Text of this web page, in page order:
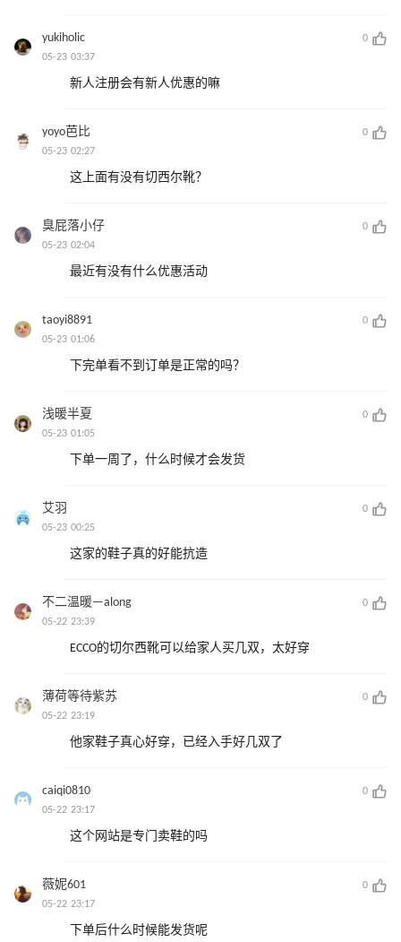
yukiholic
0
05-23 03:37
新人注册会有新人优惠的嘛
yoyo芭比
0
05-23 02:27
这上面有没有切西尔靴？
臭屁落小仔
0
05-23 02:04
最近有没有什么优惠活动
taoyi8891
0
05-23 01:06
下完单看不到订单是正常的吗？
浅暖半夏
0
05-23 01:05
下单一周了，什么时候才会发货
艾羽
0
05-23 00:25
这家的鞋子真的好能抗造
不二温暖—along
0
05-22 23:39
ECCO的切尔西靴可以给家人买几双，太好穿
薄荷等待紫苏
0
05-22 23:19
他家鞋子真心好穿，已经入手好几双了
caiqi0810
0
05-22 23:17
这个网站是专门卖鞋的吗
薇妮601
0
05-22 23:17
下单后什么时候能发货呢